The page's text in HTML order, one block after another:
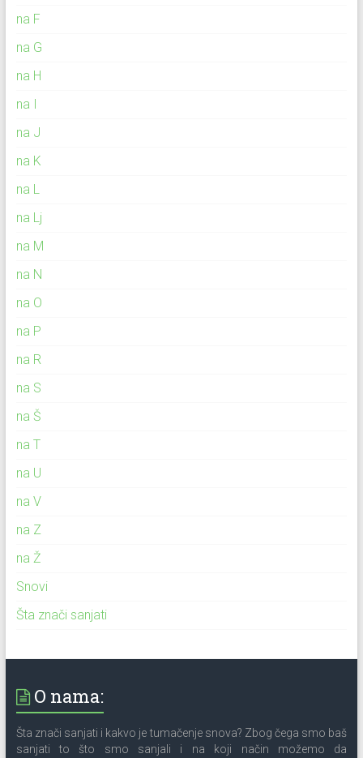
na F
na G
na H
na I
na J
na K
na L
na Lj
na M
na N
na O
na P
na R
na S
na Š
na T
na U
na V
na Z
na Ž
Snovi
Šta znači sanjati
O nama:
Šta znači sanjati i kakvo je tumačenje snova? Zbog čega smo baš
sanjati to što smo sanjali i na koji način možemo da